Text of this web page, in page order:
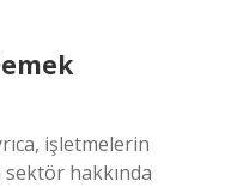
işletmelerin
sektör hakkında